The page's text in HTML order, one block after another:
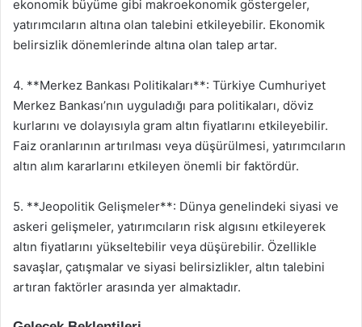
ekonomik büyüme gibi makroekonomik göstergeler,
yatırımcıların altına olan talebini etkileyebilir. Ekonomik
belirsizlik dönemlerinde altına olan talep artar.
4. **Merkez Bankası Politikaları**: Türkiye Cumhuriyet
Merkez Bankası’nın uyguladığı para politikaları, döviz
kurlarını ve dolayısıyla gram altın fiyatlarını etkileyebilir.
Faiz oranlarının artırılması veya düşürülmesi, yatırımcıların
altın alım kararlarını etkileyen önemli bir faktördür.
5. **Jeopolitik Gelişmeler**: Dünya genelindeki siyasi ve
askeri gelişmeler, yatırımcıların risk algısını etkileyerek
altın fiyatlarını yükseltebilir veya düşürebilir. Özellikle
savaşlar, çatışmalar ve siyasi belirsizlikler, altın talebini
artıran faktörler arasında yer almaktadır.